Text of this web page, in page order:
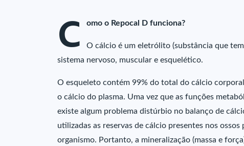
C omo o Repocal D funciona?
O cálcio é um eletrólito (substância que
sistema nervoso, muscular e esquelético.
O esqueleto contém 99% do total do cálcio
o cálcio do plasma. Uma vez que as funções
existe algum problema distúrbio no balanço de
utilizadas as reservas de cálcio presentes nos
organismo. Portanto, a mineralização (massa e